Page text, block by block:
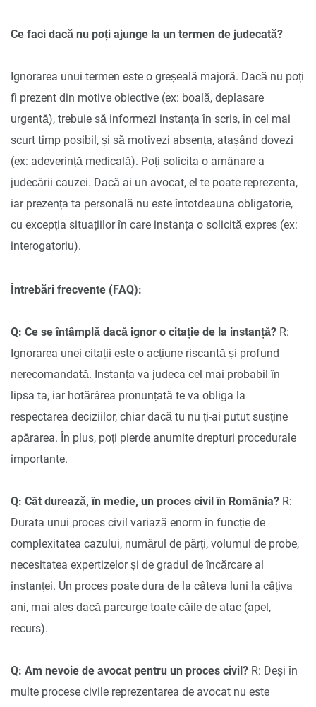
Ce faci dacă nu poți ajunge la un termen de judecată?
Ignorarea unui termen este o greșeală majoră. Dacă nu poți
fi prezent din motive obiective (ex: boală, deplasare
urgentă), trebuie să informezi instanța în scris, în cel mai
scurt timp posibil, și să motivezi absența, atașând dovezi
(ex: adeverință medicală). Poți solicita o amânare a
judecării cauzei. Dacă ai un avocat, el te poate reprezenta,
iar prezența ta personală nu este întotdeauna obligatorie,
cu excepția situațiilor în care instanța o solicită expres (ex:
interogatoriu).
Întrebări frecvente (FAQ):
Q: Ce se întâmplă dacă ignor o citație de la instanță? R:
Ignorarea unei citații este o acțiune riscantă și profund
nerecomandată. Instanța va judeca cel mai probabil în
lipsa ta, iar hotărârea pronunțată te va obliga la
respectarea deciziilor, chiar dacă tu nu ți-ai putut susține
apărarea. În plus, poți pierde anumite drepturi procedurale
importante.
Q: Cât durează, în medie, un proces civil în România? R:
Durata unui proces civil variază enorm în funcție de
complexitatea cazului, numărul de părți, volumul de probe,
necesitatea expertizelor și de gradul de încărcare al
instanței. Un proces poate dura de la câteva luni la câțiva
ani, mai ales dacă parcurge toate căile de atac (apel,
recurs).
Q: Am nevoie de avocat pentru un proces civil? R: Deși în
multe procese civile reprezentarea de avocat nu este